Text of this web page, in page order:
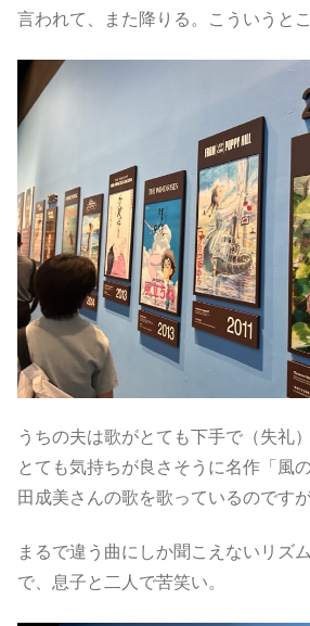
言われて、また降りる。こういうと
うちの夫は歌がとても下手で（失礼
とても気持ちが良さそうに名作「風
田成美さんの歌を歌っているのです
まるで違う曲にしか聞こえないリズ
で、息子と二人で苦笑い。